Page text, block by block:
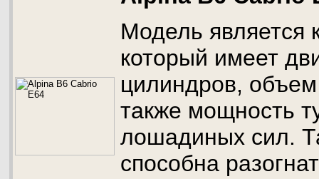
Модель является
который имеет
цилиндров,
также мощность
лошадиных сил.
способна